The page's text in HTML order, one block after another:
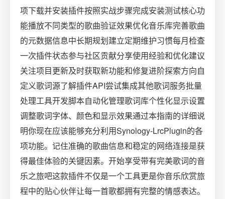
项下载并安装插件按照实战步骤完成安装测试核心功
能播放不同类型的歌曲验证效果优化音乐库完善歌曲
的元数据信息中长期规划建立定期维护习惯每月检查
一次插件状态参与社区贡献分享使用经验和优化建议
关注项目更新及时获取新功能和修复进阶探索方向自
定义歌词源了解插件API尝试集成其他歌词服务批量
处理工具开发脚本自动化管理歌词库个性化显示设置
调整歌词字体、颜色和显示效果通过本指南的详细说
明你现在应该能够充分利用Synology-LrcPlugin的各
项功能。记住准确的歌曲信息和稳定的网络连接是获
得最佳体验的关键因素。开始享受带有完美歌词的音
乐之旅吧这款插件不仅是一个工具更是你音乐欣赏旅
程中的贴心伙伴让每一首歌都拥有完整的情感表达。